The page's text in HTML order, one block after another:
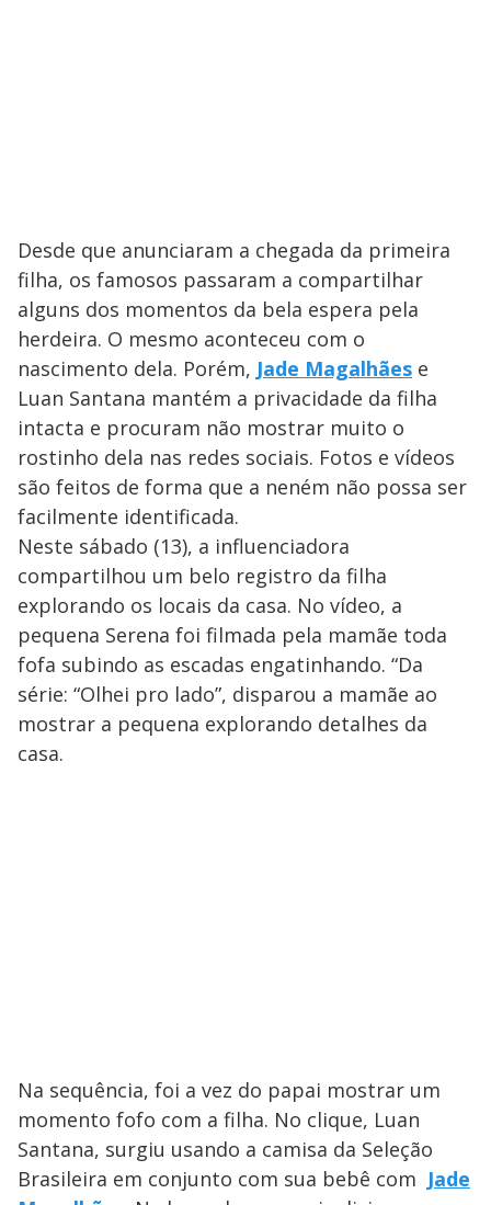
Desde que anunciaram a chegada da primeira
filha, os famosos passaram a compartilhar
alguns dos momentos da bela espera pela
herdeira. O mesmo aconteceu com o
nascimento dela. Porém, Jade Magalhães e
Luan Santana mantém a privacidade da filha
intacta e procuram não mostrar muito o
rostinho dela nas redes sociais. Fotos e vídeos
são feitos de forma que a neném não possa ser
facilmente identificada.
Neste sábado (13), a influenciadora
compartilhou um belo registro da filha
explorando os locais da casa. No vídeo, a
pequena Serena foi filmada pela mamãe toda
fofa subindo as escadas engatinhando. “Da
série: “Olhei pro lado”, disparou a mamãe ao
mostrar a pequena explorando detalhes da
casa.
Na sequência, foi a vez do papai mostrar um
momento fofo com a filha. No clique, Luan
Santana, surgiu usando a camisa da Seleção
Brasileira em conjunto com sua bebê com Jade